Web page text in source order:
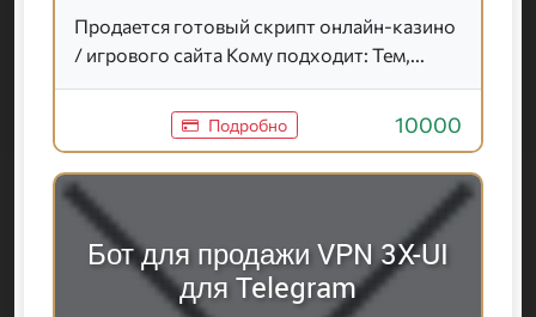
Продается готовый скрипт онлайн-казино
/ игрового сайта Кому подходит: Тем,...
Подробно 10000
Бот для продажи VPN 3X-UI
для Telegram